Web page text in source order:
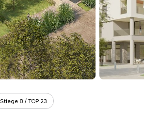
Stiege 8 / TOP 23